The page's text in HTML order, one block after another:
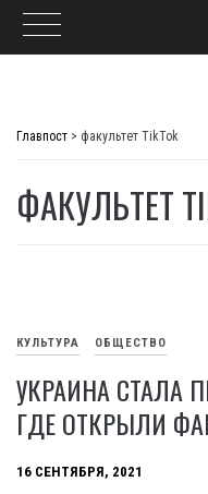
Главпост > факультет TikTok
ФАКУЛЬТЕТ
КУЛЬТУРА ОБЩЕСТВО
УКРАИНА СТАЛА
ГДЕ ОТКРЫЛИ
16 СЕНТЯБРЯ, 2021